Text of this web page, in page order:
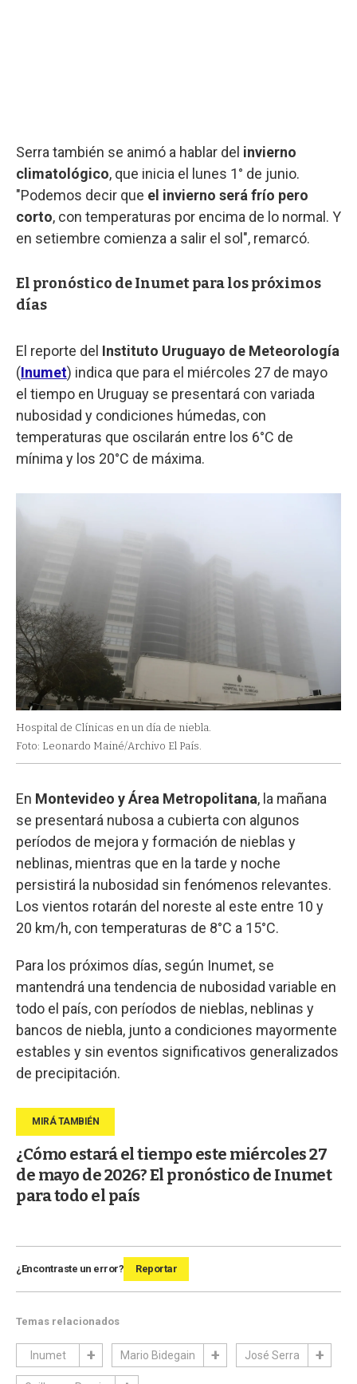
Serra también se animó a hablar del invierno
climatológico, que inicia el lunes 1° de junio.
"Podemos decir que el invierno será frío pero
corto, con temperaturas por encima de lo normal. Y
en setiembre comienza a salir el sol", remarcó.
El pronóstico de Inumet para los próximos
días
El reporte del Instituto Uruguayo de Meteorología
(Inumet) indica que para el miércoles 27 de mayo
el tiempo en Uruguay se presentará con variada
nubosidad y condiciones húmedas, con
temperaturas que oscilarán entre los 6°C de
mínima y los 20°C de máxima.
Hospital de Clínicas en un día de niebla.
Foto: Leonardo Mainé/Archivo El País.
En Montevideo y Área Metropolitana, la mañana
se presentará nubosa a cubierta con algunos
períodos de mejora y formación de nieblas y
neblinas, mientras que en la tarde y noche
persistirá la nubosidad sin fenómenos relevantes.
Los vientos rotarán del noreste al este entre 10 y
20 km/h, con temperaturas de 8°C a 15°C.
Para los próximos días, según Inumet, se
mantendrá una tendencia de nubosidad variable en
todo el país, con períodos de nieblas, neblinas y
bancos de niebla, junto a condiciones mayormente
estables y sin eventos significativos generalizados
de precipitación.
¿Cómo estará el tiempo este miércoles 27
de mayo de 2026? El pronóstico de Inumet
para todo el país
¿Encontraste un error? Reportar
Temas relacionados
Inumet Mario Bidegain José Serra